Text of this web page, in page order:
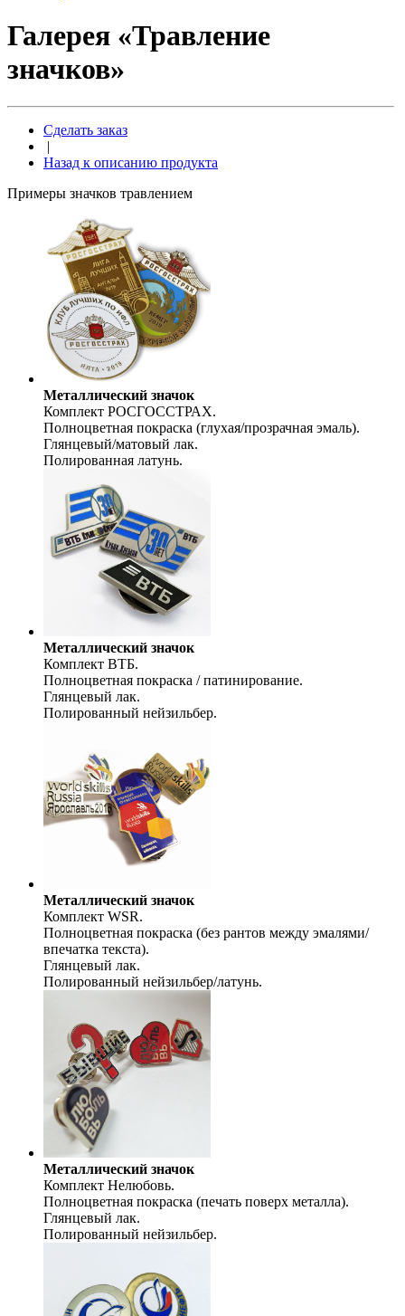
Галерея «Травление
значков»
Сделать заказ
|
Назад к описанию продукта
Примеры значков травлением
Металлический значок
Комплект РОСГОССТРАХ.
Полноцветная покраска (глухая/прозрачная эмаль).
Глянцевый/матовый лак.
Полированная латунь.
Металлический значок
Комплект ВТБ.
Полноцветная покраска / патинирование.
Глянцевый лак.
Полированный нейзильбер.
Металлический значок
Комплект WSR.
Полноцветная покраска (без рантов между эмалями/
впечатка текста).
Глянцевый лак.
Полированный нейзильбер/латунь.
Металлический значок
Комплект Нелюбовь.
Полноцветная покраска (печать поверх металла).
Глянцевый лак.
Полированный нейзильбер.